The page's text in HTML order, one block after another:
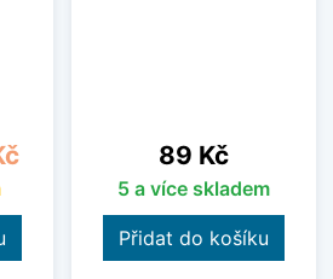
Cena
89 Kč
5 a více skladem
Přidat do košíku